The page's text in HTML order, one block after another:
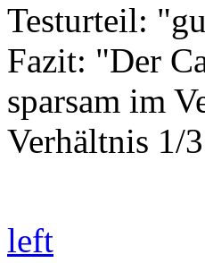
Testurteil:
Fazit: "Der
sparsam im
Verhältnis 1/
left